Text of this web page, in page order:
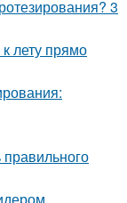
3
лету прямо